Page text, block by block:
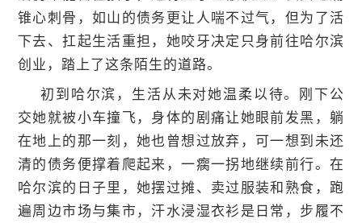
锥心刺骨，如山的债务更让人喘不过气，但为了活
下去、扛起生活重担，她咬牙决定只身前往哈尔滨
创业，踏上了这条陌生的道路。
初到哈尔滨，生活从未对她温柔以待。刚下公
交她就被小车撞飞，身体的剧痛让她眼前发黑，躺
在地上的那一刻，她也曾想过放弃，可一想到未还
清的债务便撑着爬起来，一瘸一拐地继续前行。在
哈尔滨的日子里，她摆过摊、卖过服装和熟食，跑
遍周边市场与集市，汗水浸湿衣衫是日常，步履不